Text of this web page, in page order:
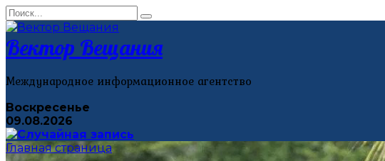
Перейти
к
контенту
Search
for:
Вектор Вещания
Международное информационное агентство
Воскресенье
09.08.2026
Главная страница